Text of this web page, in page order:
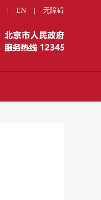
EN 无障碍